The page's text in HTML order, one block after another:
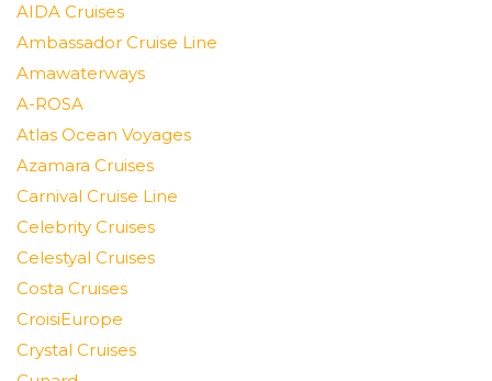
AIDA Cruises
Ambassador Cruise Line
Amawaterways
A-ROSA
Atlas Ocean Voyages
Azamara Cruises
Carnival Cruise Line
Celebrity Cruises
Celestyal Cruises
Costa Cruises
CroisiEurope
Crystal Cruises